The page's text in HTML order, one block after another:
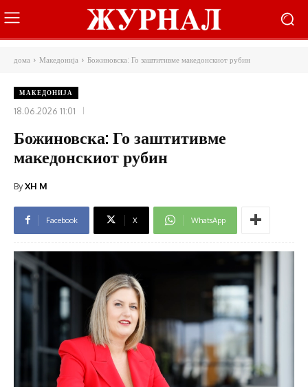
дома Македонија Божиновска: Го заштитивме македонскиот рубин
МАКЕДОНИЈА
18.06.2026 11:01
Божиновска: Го заштитивме
македонскиот рубин
ByXH M
Facebook X WhatsApp